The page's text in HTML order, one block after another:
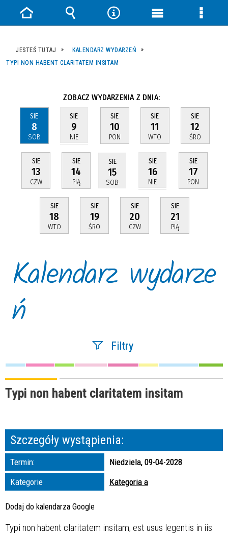
JESTEŚ TUTAJ
KALENDARZ WYDARZEŃ
TYPI NON HABENT CLARITATEM INSITAM
ZOBACZ WYDARZENIA Z DNIA:
SIE
8
SOB
SIE
9
NIE
SIE
10
PON
SIE
11
WTO
SIE
12
ŚRO
SIE
13
CZW
SIE
14
PIĄ
SIE
15
SOB
SIE
16
NIE
SIE
17
PON
SIE
18
WTO
SIE
19
ŚRO
SIE
20
CZW
SIE
21
PIĄ
Kalendarz wydarze
ń
Filtry
Trwające w
zakresie
Miejsce
Typi non habent claritatem insitam
Szczegóły wystąpienia:
Termin:
Niedziela, 09-04-2028
Kategorie
Kategoria a
Dodaj do kalendarza Google
Typi non habent claritatem insitam; est usus legentis in iis
Strona
główna
Wyszukiwarka
NarzędziaMenu
Menu